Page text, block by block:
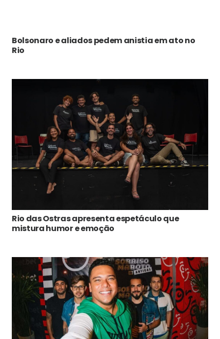
Bolsonaro e aliados pedem anistia em ato no
Rio
Rio das Ostras apresenta espetáculo que
mistura humor e emoção